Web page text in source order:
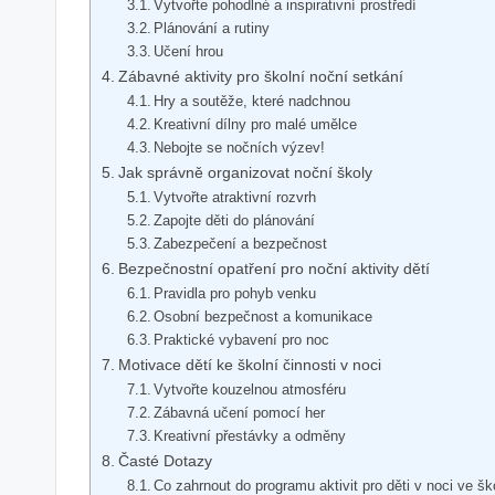
Vytvořte pohodlné a inspirativní prostředí
Plánování a rutiny
Učení hrou
Zábavné aktivity pro školní noční setkání
Hry a soutěže, které nadchnou
Kreativní dílny pro malé umělce
Nebojte se nočních výzev!
Jak správně organizovat noční školy
Vytvořte atraktivní rozvrh
Zapojte děti do plánování
Zabezpečení a bezpečnost
Bezpečnostní opatření pro noční aktivity dětí
Pravidla pro pohyb venku
Osobní bezpečnost a komunikace
Praktické vybavení pro noc
Motivace dětí ke školní činnosti v noci
Vytvořte kouzelnou atmosféru
Zábavná učení pomocí her
Kreativní přestávky a odměny
Časté Dotazy
Co zahrnout do programu aktivit pro děti v noci ve